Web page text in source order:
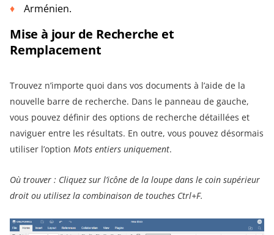
Arménien.
Mise à jour de Recherche et
Remplacement
Trouvez n’importe quoi dans vos documents à l’aide de la
nouvelle barre de recherche. Dans le panneau de gauche,
vous pouvez définir des options de recherche détaillées et
naviguer entre les résultats. En outre, vous pouvez désormais
utiliser l’option Mots entiers uniquement.
Où trouver : Cliquez sur l’icône de la loupe dans le coin supérieur
droit ou utilisez la combinaison de touches Ctrl+F.